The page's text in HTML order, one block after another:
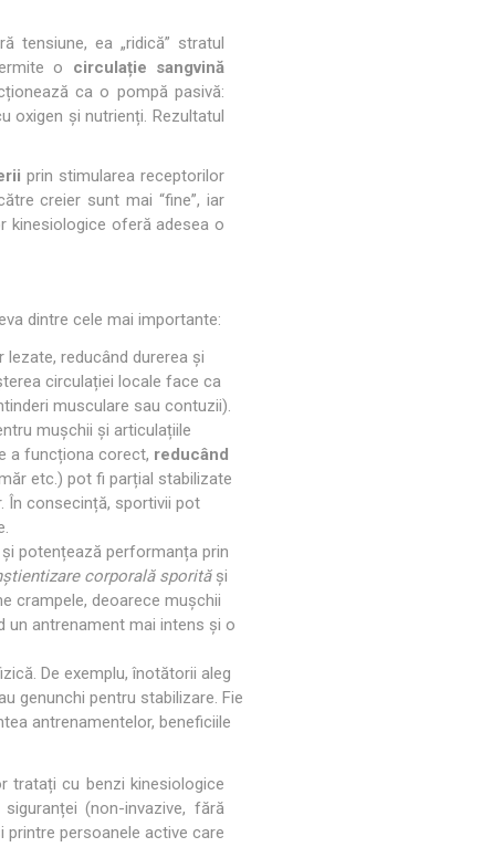
tensiune, ea „ridică” stratul
o circulație sangvină
ca o pompă pasivă:
oxigen și nutrienți. Rezultatul
prin stimularea receptorilor
creier sunt mai “fine”, iar
kinesiologice oferă adesea o
dintre cele mai importante:
reducând durerea și
circulației locale face ca
musculare sau contuzii).
mușchii și articulațiile
a funcționa corect, redu­când
etc.) pot fi parțial stabilizate
În consecință, sportivii pot
potențează performanța prin
corporală sporităși
crampele, deoarece mușchii
un antrenament mai intens și o
De exemplu, înotătorii aleg
genunchi pentru stabilizare. Fie
antrenamentelor, beneficiile
tratați cu benzi kinesiologice
(non-invazive, fără
persoanele active care